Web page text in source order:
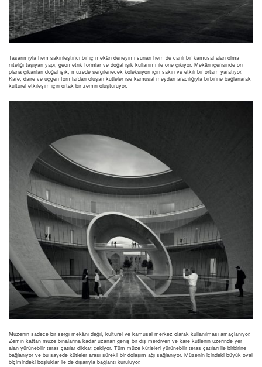
Tasarımıyla hem sakinleştirici bir iç mekân deneyimi sunan hem de canlı bir kamusal alan olma
niteliği taşıyan yapı, geometrik formlar ve doğal ışık kullanımı ile öne çıkıyor. Mekân içerisinde ön
plana çıkarılan doğal ışık, müzede sergilenecek koleksiyon için sakin ve etkili bir ortam yaratıyor.
Kare, daire ve üçgen formlardan oluşan kütleler ise kamusal meydan aracılığıyla birbirine bağlanarak
kültürel etkileşim için ortak bir zemin oluşturuyor.
Müzenin sadece bir sergi mekânı değil, kültürel ve kamusal merkez olarak kullanılması amaçlanıyor.
Zemin kattan müze binalarına kadar uzanan geniş bir dış merdiven ve kare kütlenin üzerinde yer
alan yürünebilir teras çatılar dikkat çekiyor. Tüm müze kütleleri yürünebilir teras çatıları ile birbirine
bağlanıyor ve bu sayede kütleler arası sürekli bir dolaşım ağı sağlanıyor. Müzenin içindeki büyük oval
biçimindeki boşluklar ile de dışarıyla bağlantı kuruluyor.